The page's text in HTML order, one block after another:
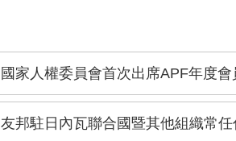
國家人權委員會首次出席APF年度
友邦駐日內瓦聯合國暨其他組織常